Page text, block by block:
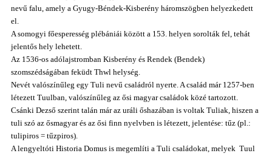
nevű falu, amely a Gyugy-Béndek-Kisberény háromszögben helyezkedett
el.
A somogyi főesperesség plébániái között a 153. helyen sorolták fel, tehát
jelentős hely lehetett.
Az 1536-os adólajstromban Kisberény és Rendek (Bendek)
szomszédságában feküdt Thwl helység.
Nevét valószínűleg egy Tuli nevű családról nyerte.A család már 1257-ben
létezett Tuulban, valószínűleg az ősi magyar családok közé tartozott.
Csánki Dezső szerint talán már az uráli őshazában is voltak Tuliak, hiszen a
tuli szó az ősmagyar és az ősi finn nyelvben is létezett, jelentése: tűz (pl.:
tulipiros = tűzpiros).
A lengyeltóti Historia Domus is megemlíti a Tuli családokat, melyek Tuul